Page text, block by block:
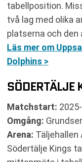
tabellposition.
två lag med olika
platserna och
Läs mer om
Dolphins >
SÖDERTÄLJE
Matchstart:
Omgång:
Arena: Täljehallen
Södertälje Kings